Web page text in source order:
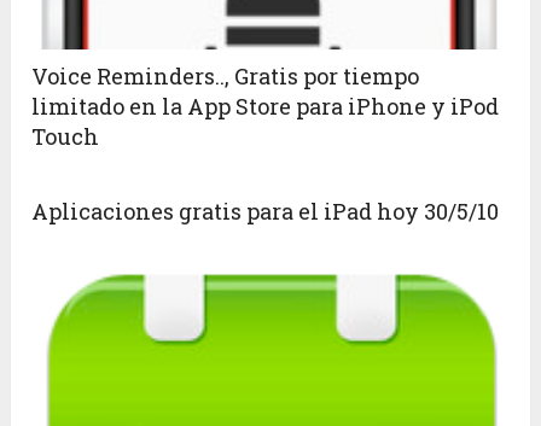
Voice Reminders.., Gratis por tiempo
limitado en la App Store para iPhone y iPod
Touch
Aplicaciones gratis para el iPad hoy 30/5/10